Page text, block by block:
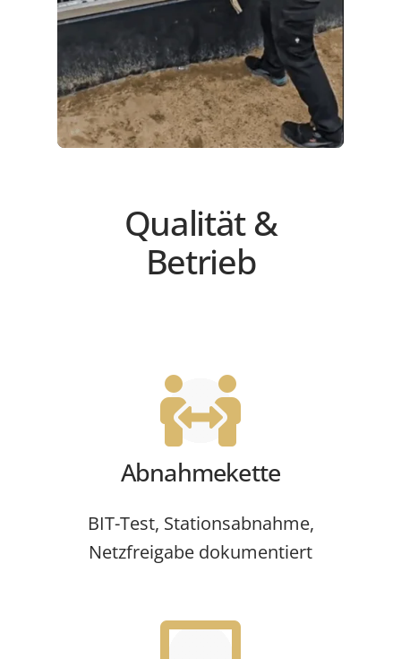
Qualität &
Betrieb
Abnahmekette
BIT-Test, Stationsabnahme,
Netzfreigabe dokumentiert